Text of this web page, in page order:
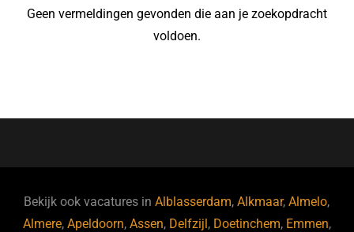
Geen vermeldingen gevonden die aan je zoekopdracht
voldoen.
Bekijk ook vacatures inAlblasserdam,Alkmaar,Almelo,
Almere, Apeldoorn, Assen, Delfzijl , Doetinchem, Emmen,